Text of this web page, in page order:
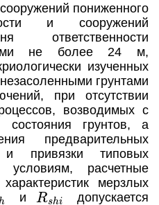
пониженного
и сооружений
ответственности
не более 24 м,
изученных
грунтами
при отсутствии
возводимых с
состояния грунтов, а
предварительных
и привязки типовых
расчетные
мерзлых
h и Rshi допускается